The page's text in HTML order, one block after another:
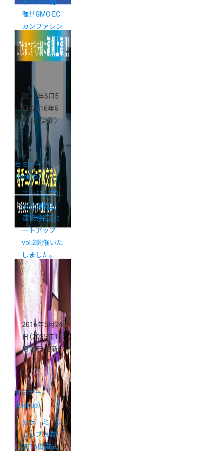
イベント開
催！「GMO EC
カンファレン
ス2016」
8/24（水）in渋
谷
2016年6月5
日 （2016年6
月7日 更新）
セミナー
（pickup）
エンジニアに
よる演劇上
演！渋谷ECミ
ートアップ
vol.2開催いた
しました。
2016年5月24
日（2025年11
月19日 更新）
セミナー
（pickup）
カラーミーシ
ョップ大賞
2016授賞式